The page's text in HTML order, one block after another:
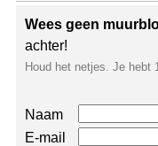
Wees geen
achter!
Houd het netjes. Je hebt
Naam
E-mail